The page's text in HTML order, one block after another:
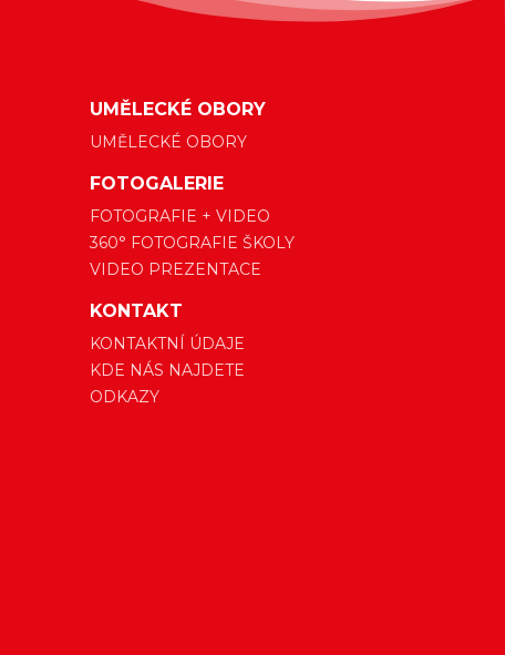
UMĚLECKÉ OBORY
UMĚLECKÉ OBORY
FOTOGALERIE
FOTOGRAFIE + VIDEO
360° FOTOGRAFIE ŠKOLY
VIDEO PREZENTACE
KONTAKT
KONTAKTNÍ ÚDAJE
KDE NÁS NAJDETE
ODKAZY